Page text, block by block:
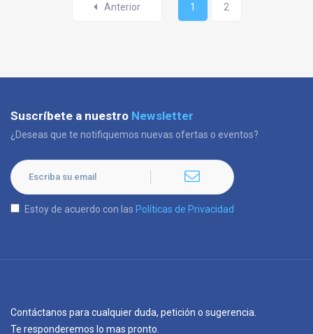
Anterior 1 2
Suscríbete a nuestro Newsletter
¿Deseas que te notifiquemos nuevas ofertas o eventos?
Estoy de acuerdo con las Políticas de Privacidad
Contáctanos para cualquier duda, petición o sugerencia.
Te responderemos lo mas pronto.